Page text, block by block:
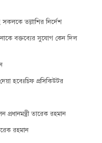
তল্লাশির নির্দেশ
বক্তব্যের সুযোগ কেন দিল
হবেঃচিফ প্রসিকিউটর
তারেক রহমান
রহমান